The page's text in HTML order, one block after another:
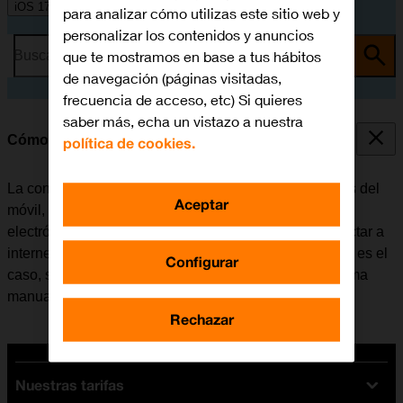
iOS 17
Busca por problema o tema
Cómo configurar el móvil para internet
La conexión de internet se utiliza en muchas funciones del
móvil, por ejemplo, al usar el navegador, recibir correo
electrónico, instalar apps, etc. El móvil se puede conectar a
internet una vez se haya insertado la tarjeta SIM. Si no es el
caso, se puede configurar el móvil para internet de forma
manual.
Nuestras tarifas
para analizar cómo utilizas este sitio web y
personalizar los contenidos y anuncios
que te mostramos en base a tus hábitos
de navegación (páginas visitadas,
frecuencia de acceso, etc) Si quieres
saber más, echa un vistazo a nuestra
política de cookies.
Configurar
Rechazar
Aceptar